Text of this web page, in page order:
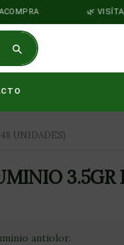
UNIDADES)
3.5GR
antiolor.